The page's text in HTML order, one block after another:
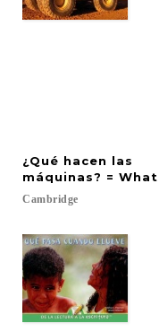
¿Qué hacen las
máquinas? =
Cambridge